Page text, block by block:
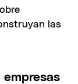
empresas